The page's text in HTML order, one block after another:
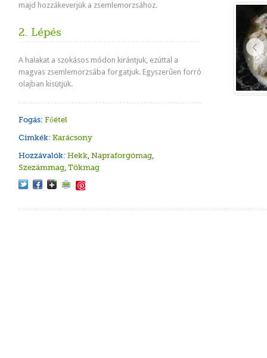
majd hozzákeverjük a zsemlemorzsához.
2. Lépés
A halakat a szokásos módon kirántjuk, ezúttal a
magvas zsemlemorzsába forgatjuk. Egyszerűen forró
olajban kisütjük.
Fogás: Főétel
Cimkék: Karácsony
Hozzávalók: Hekk, Napraforgómag,
Szezámmag, Tökmag